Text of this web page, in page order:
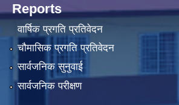
Reports
वार्षिक प्रगति प्रतिवेदन
चौमासिक प्रगति प्रतिवेदन
सार्वजनिक सुनुवाई
सार्वजनिक परीक्षण